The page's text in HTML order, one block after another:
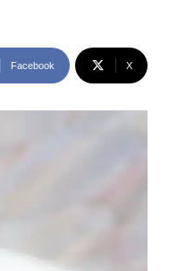
Facebook X